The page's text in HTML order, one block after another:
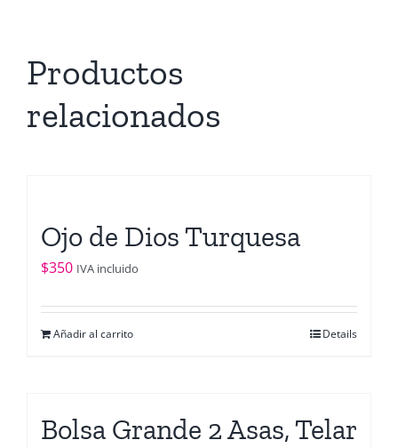
producto
Productos
relacionados
Ojo de Dios Turquesa
$350 IVA incluido
Añadir al carrito Details
Bolsa Grande 2 Asas, Telar